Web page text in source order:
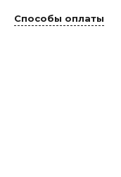
Способы оплаты